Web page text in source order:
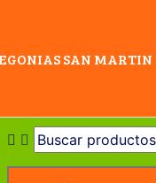
SAN MARTIN